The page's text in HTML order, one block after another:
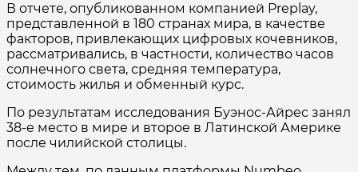
В отчете, опубликованном компанией Preplay,
представленной в 180 странах мира, в качестве
факторов, привлекающих цифровых кочевников,
рассматривались, в частности, количество часов
солнечного света, средняя температура,
стоимость жилья и обменный курс.
По результатам исследования Буэнос-Айрес занял
38-е место в мире и второе в Латинской Америке
после чилийской столицы.